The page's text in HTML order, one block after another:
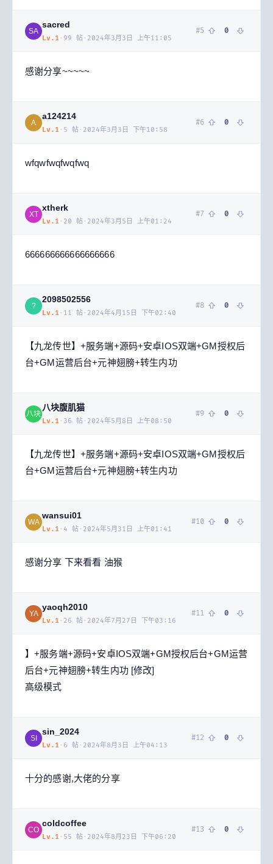
SA
sacred
Lv. 1 · 99 帖 · 2024年3月3日 上午11:05
#5 0
感谢分享~~~~~
A
a124214
Lv. 1 · 5 帖 · 2024年3月3日 下午10:58
#6 0
wfqwfwqfwqfwq
XT
xtherk
Lv. 1 · 20 帖 · 2024年3月5日 上午01:24
#7 0
666666666666666666
?
2098502556
Lv. 1 · 11 帖 · 2024年4月15日 下午02:40
#8 0
【九龙传世】+服务端+源码+安卓IOS双端+GM授权后
台+GM运营后台+元神翅膀+转生内功
八块
八块腹肌猫
Lv. 1 · 36 帖 · 2024年5月8日 上午08:50
#9 0
【九龙传世】+服务端+源码+安卓IOS双端+GM授权后
台+GM运营后台+元神翅膀+转生内功
WA
wansui01
Lv. 1 · 4 帖 · 2024年5月31日 上午01:41
#10 0
感谢分享 下来看看 油猴
YA
yaoqh2010
Lv. 1 · 26 帖 · 2024年7月27日 下午03:16
#11 0
】+服务端+源码+安卓IOS双端+GM授权后台+GM运营
后台+元神翅膀+转生内功 [修改]
高级模式
SI
sin_2024
Lv. 1 · 6 帖 · 2024年8月3日 上午04:13
#12 0
十分的感谢,大佬的分享
CO
coldcoffee
Lv. 1 · 55 帖 · 2024年8月23日 下午06:20
#13 0